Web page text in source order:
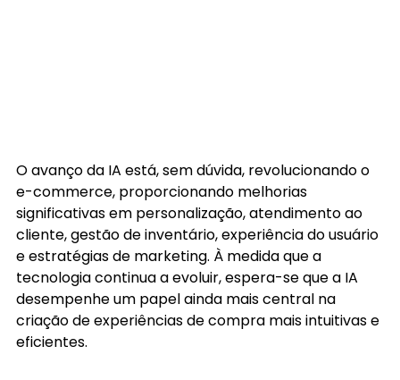
O avanço da IA está, sem dúvida, revolucionando o
e-commerce, proporcionando melhorias
significativas em personalização, atendimento ao
cliente, gestão de inventário, experiência do usuário
e estratégias de marketing. À medida que a
tecnologia continua a evoluir, espera-se que a IA
desempenhe um papel ainda mais central na
criação de experiências de compra mais intuitivas e
eficientes.